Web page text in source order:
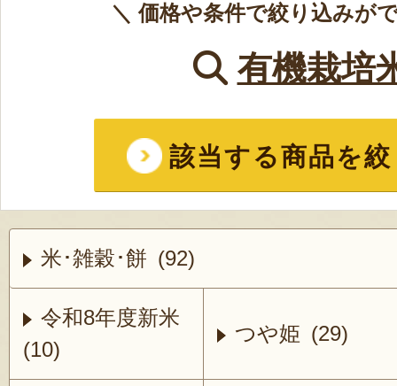
＼ 価格や条件で絞り込みが
有機栽培
該当する商品を
米･雑穀･餅 (92)
令和8年度新米
(10)
つや姫 (29)